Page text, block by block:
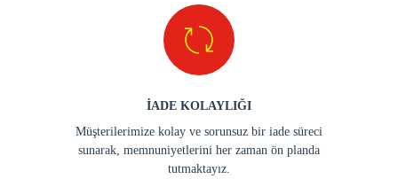
İADE KOLAYLIĞI
Müşterilerimize kolay ve sorunsuz bir iade süreci
sunarak, memnuniyetlerini her zaman ön planda
tutmaktayız.